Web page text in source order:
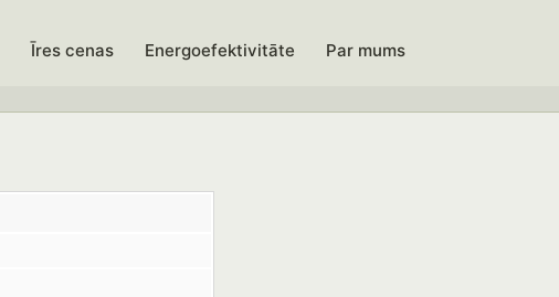
Īres cenas Energoefektivitāte Par mums